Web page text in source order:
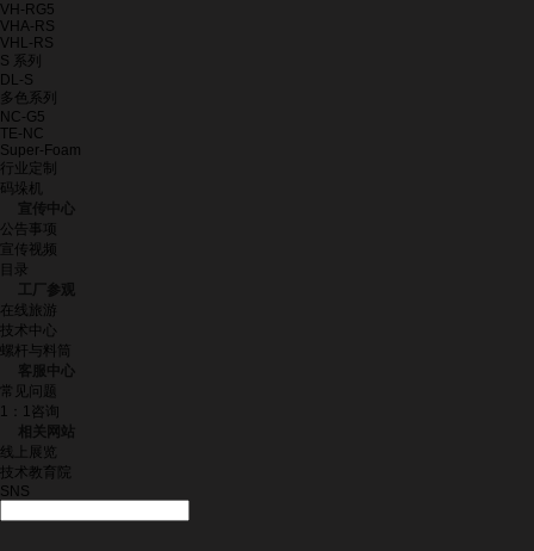
VH-RG5
VHA-RS
VHL-RS
S 系列
DL-S
多色系列
NC-G5
TE-NC
Super-Foam
行业定制
码垛机
宣传中心
公告事项
宣传视频
目录
工厂参观
在线旅游
技术中心
螺杆与料筒
客服中心
常见问题
1：1咨询
相关网站
线上展览
技术教育院
SNS